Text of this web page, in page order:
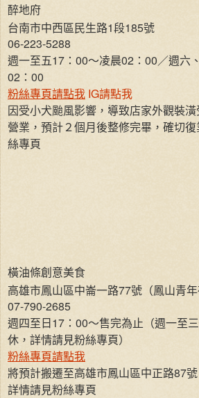
醉地府
台南市中西區民生路1段185號
06-223-5288
週一至五17：00～凌晨02：00／週六
02：00
粉絲專頁請點我 IG請點我
因受小犬颱風影響，導致店家外觀裝
營業，預計２個月後整修完畢，確切
絲專頁
橫油條創意美食
高雄市鳳山區中崙一路77號（鳳山青年
07-790-2685
週四至日17：00～售完為止（週一至
休，詳情請見粉絲專頁）
粉絲專頁請點我
將預計搬遷至高雄市鳳山區中正路87
詳情請見粉絲專頁